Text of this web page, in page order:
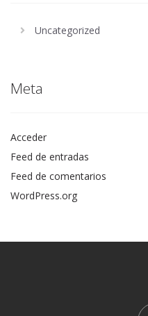
Uncategorized
Meta
Acceder
Feed de entradas
Feed de comentarios
WordPress.org